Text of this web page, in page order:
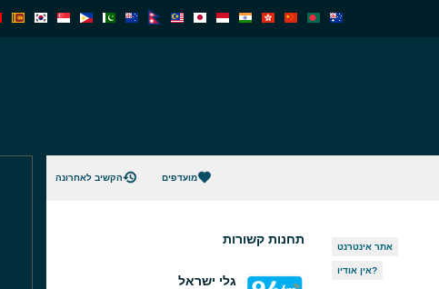
מועדפים הקשיב לאחרונה
אתר אינטרנט
אין אודיו?
תחנות קשורות
גלי ישראל